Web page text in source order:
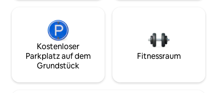
Kostenloser
Parkplatz auf dem
Grundstück
Fitnessraum